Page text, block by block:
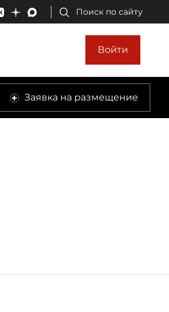
Поиск по сайту
Войти
Заявка на размещение